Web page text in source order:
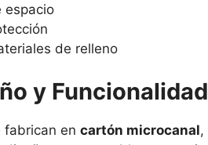
espacio
de relleno
y
fabrican en cartón microcanal,